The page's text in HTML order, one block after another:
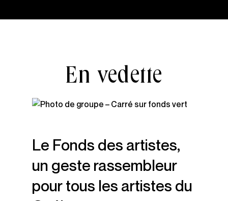
En vedette
Le Fonds des artistes,
un geste rassembleur
pour tous les artistes du